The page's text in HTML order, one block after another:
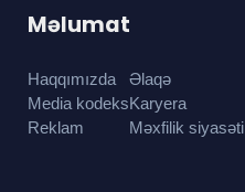
Məlumat
Haqqımızda
Media kodeks
Reklam
Əlaqə
Karyera
Məxfilik siyasəti